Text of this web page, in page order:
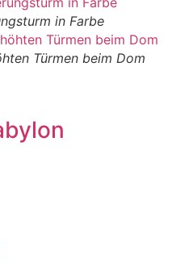
in Farbe
Türmen beim Dom